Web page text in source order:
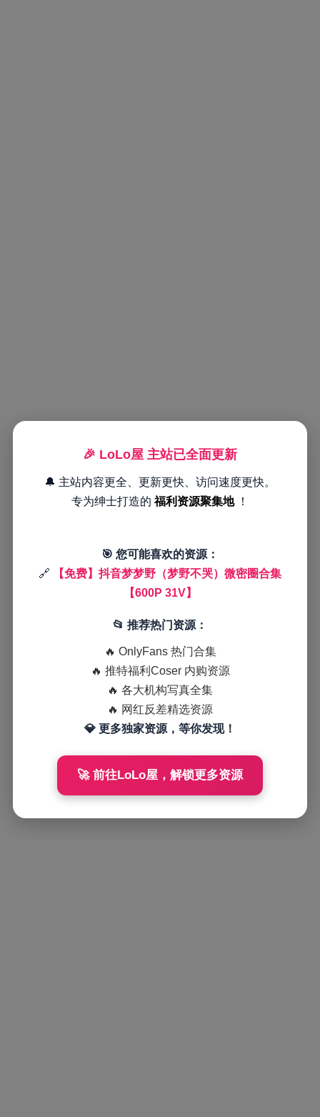
🎉 LoLo屋 主站已全面更新
🔔 主站内容更全、更新更快、访问速度更快。
专为绅士打造的福利资源聚集地 ！
🎯 您可能喜欢的资源：
🔗
【免费】抖音梦梦野（梦野不哭）微密圈合集
【600P 31V】
📂 推荐热门资源：
🔥 OnlyFans 热门合集
🔥 推特福利Coser 内购资源
🔥 各大机构写真全集
🔥 网红反差精选资源
💎 更多独家资源，等你发现！
🚀 前往LoLo屋，解锁更多资源